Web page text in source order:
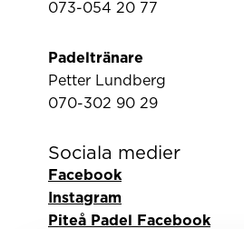
073-054 20 77
Padeltränare
Petter Lundberg
070-302 90 29
Sociala medier
Facebook
Instagram
Piteå Padel Facebook